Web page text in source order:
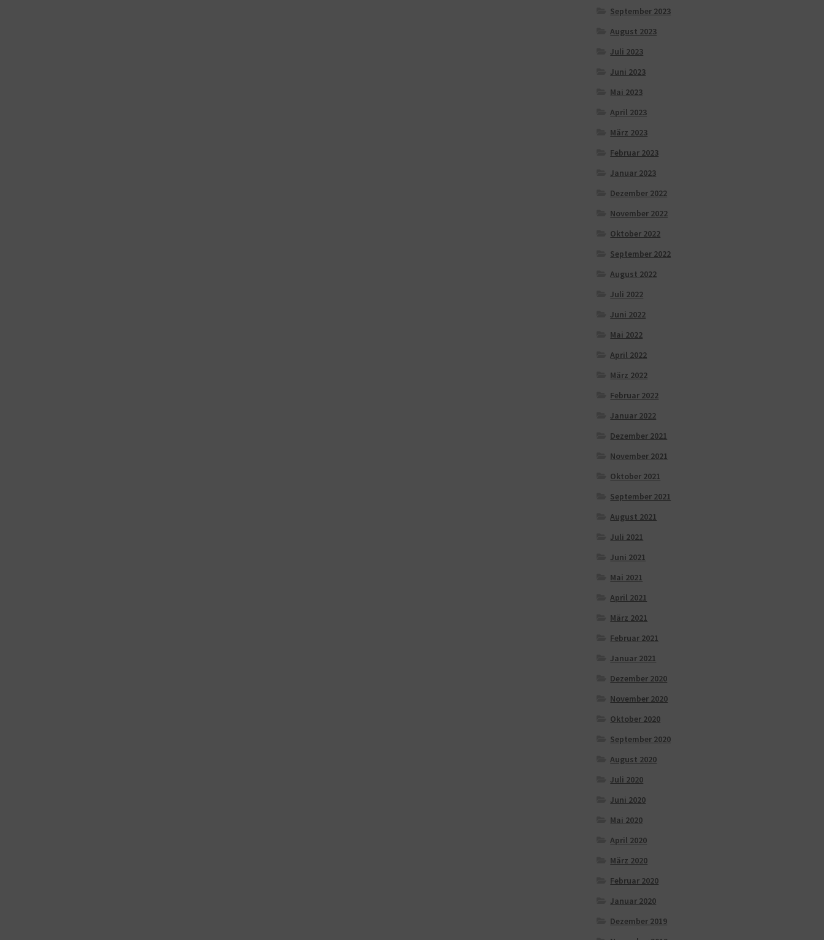
September 2023
August 2023
Juli 2023
Juni 2023
Mai 2023
April 2023
März 2023
Februar 2023
Januar 2023
Dezember 2022
November 2022
Oktober 2022
September 2022
August 2022
Juli 2022
Juni 2022
Mai 2022
April 2022
März 2022
Februar 2022
Januar 2022
Dezember 2021
November 2021
Oktober 2021
September 2021
August 2021
Juli 2021
Juni 2021
Mai 2021
April 2021
März 2021
Februar 2021
Januar 2021
Dezember 2020
November 2020
Oktober 2020
September 2020
August 2020
Juli 2020
Juni 2020
Mai 2020
April 2020
März 2020
Februar 2020
Januar 2020
Dezember 2019